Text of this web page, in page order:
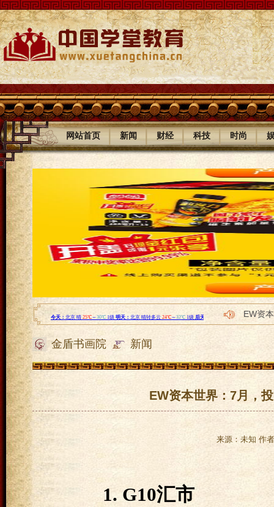
网站首页 | 新闻 | 财经 | 科技 | 时尚 |
EW资
早点读
金盾书画院 新闻
EW资本世界：7月，
来源：未知 作
1. G10汇市